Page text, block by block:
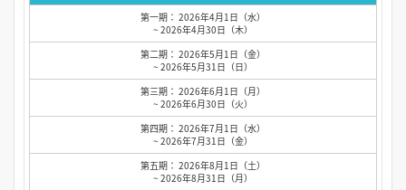
第一期： 2026年4月1日（水）
~ 2026年4月30日（木）
第二期： 2026年5月1日（金）
~ 2026年5月31日（日）
第三期： 2026年6月1日（月）
~ 2026年6月30日（火）
第四期： 2026年7月1日（水）
~ 2026年7月31日（金）
第五期： 2026年8月1日（土）
~ 2026年8月31日（月）